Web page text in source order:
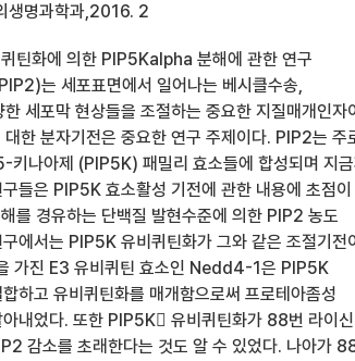
생명과학과,2016. 2
틴화에 의한 PIP5Kalpha 분해에 관한 연구
는 세포표면에서 일어나는 베시클수송,
세포막 현상들을 조절하는 중요한 지질매개인자
한 분자기전은 중요한 연구 주제이다. PIP2는 주
나아제 (PIP5K) 패밀리 효소들에 합성되며 지금
들은 PIP5K 효소활성 기전에 관한 내용에 초점이
를 경유하는 단백질 발현수준에 의한 PIP2 농도
에서는 PIP5K 유비퀴틴화가 그와 같은 조절기전
가진 E3 유비퀴틴 효소인 Nedd4-1은 PIP5K
하고 유비퀴틴화를 매개함으로써 프로테아좀성
내었다. 또한 PIP5K 유비퀴틴화가 88번 라이신
감소를 초래한다는 것도 알 수 있었다. 나아가